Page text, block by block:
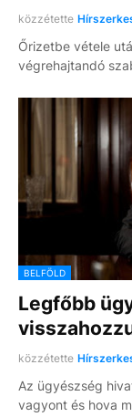
közzétette
Őrizetbe vétele
végrehajtandó
BELFÖLD
Legfőbb
közzétette
Az ügyészség
vagyont és hova